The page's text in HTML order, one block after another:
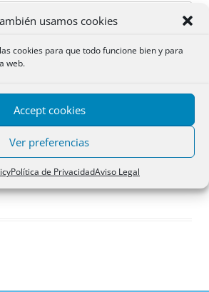
usamos cookies
cookies para que todo funcione bien y para
web.
Accept cookies
Ver preferencias
Política de PrivacidadAviso Legal
tu contraseña?